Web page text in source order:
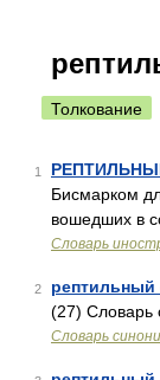
Толкование
1
Бисмарком
вошедших в
Словарь
2
(27) Словарь
Словарь